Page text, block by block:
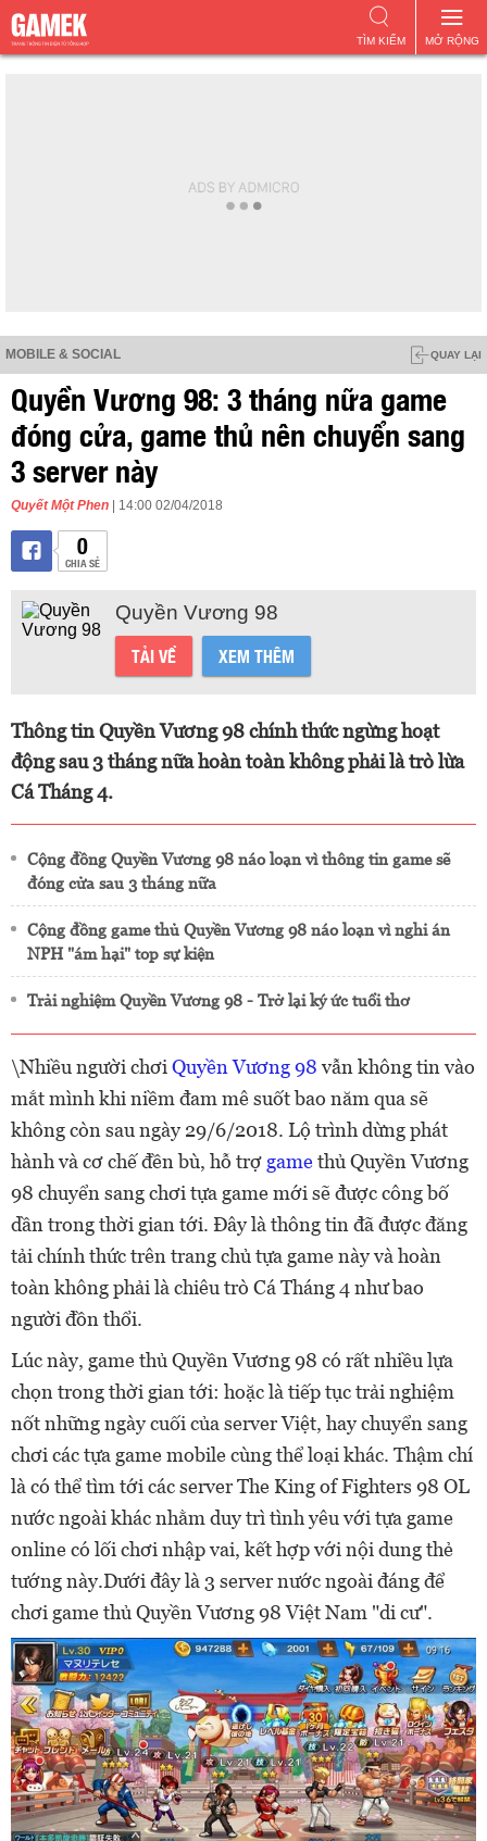
MỞ RỘNG
TÌM KIẾM
MOBILE & SOCIAL QUAY LẠI
Quyền Vương 98: 3 tháng nữa game
đóng cửa, game thủ nên chuyển sang
3 server này
Quyết Một Phen | 14:00 02/04/2018
0
CHIA SẺ
Quyền Vương 98
TẢI VỀ XEM THÊM
Thông tin Quyền Vương 98 chính thức ngừng hoạt
động sau 3 tháng nữa hoàn toàn không phải là trò lừa
Cá Tháng 4.
Cộng đồng Quyền Vương 98 náo loạn vì thông tin game sẽ
đóng cửa sau 3 tháng nữa
Cộng đồng game thủ Quyền Vương 98 náo loạn vì nghi án
NPH "ám hại" top sự kiện
Trải nghiệm Quyền Vương 98 - Trở lại ký ức tuổi thơ
\Nhiều người chơi Quyền Vương 98vẫn không tin vào
mắt mình khi niềm đam mê suốt bao năm qua sẽ
không còn sau ngày 29/6/2018. Lộ trình dừng phát
hành và cơ chế đền bù, hỗ trợ gamethủ Quyền Vương
98 chuyển sang chơi tựa game mới sẽ được công bố
dần trong thời gian tới. Đây là thông tin đã được đăng
tải chính thức trên trang chủ tựa game này và hoàn
toàn không phải là chiêu trò Cá Tháng 4 như bao
người đồn thổi.
Lúc này, game thủ Quyền Vương 98 có rất nhiều lựa
chọn trong thời gian tới: hoặc là tiếp tục trải nghiệm
nốt những ngày cuối của server Việt, hay chuyển sang
chơi các tựa game mobile cùng thể loại khác. Thậm chí
là có thể tìm tới các server The King of Fighters 98 OL
nước ngoài khác nhằm duy trì tình yêu với tựa game
online có lối chơi nhập vai, kết hợp với nội dung thẻ
tướng này.Dưới đây là 3 server nước ngoài đáng để
chơi game thủ Quyền Vương 98 Việt Nam "di cư".